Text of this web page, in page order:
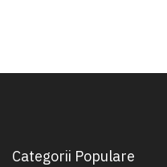
Categorii Populare